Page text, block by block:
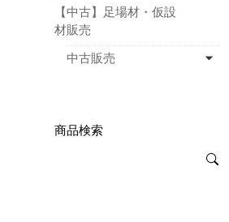
【中古】足場材・仮設
材販売
中古販売
商品検索